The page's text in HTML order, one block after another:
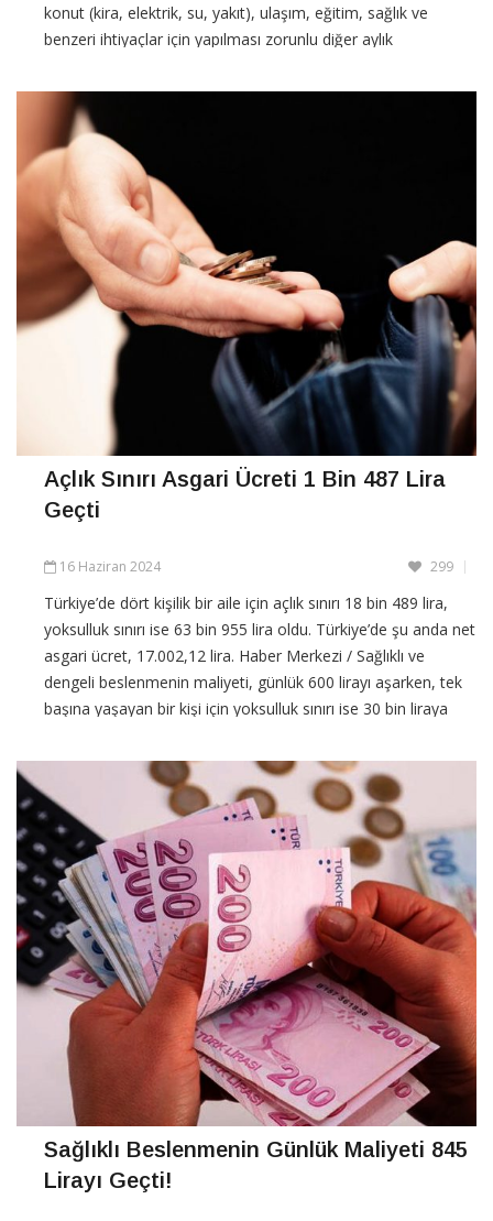
konut (kira, elektrik, su, yakıt), ulaşım, eğitim, sağlık ve
benzeri ihtiyaçlar için yapılması zorunlu diğer aylık
CONTINUE READING
Açlık Sınırı Asgari Ücreti 1 Bin 487 Lira
Geçti
16 Haziran 2024 299
Türkiye’de dört kişilik bir aile için açlık sınırı 18 bin 489 lira,
yoksulluk sınırı ise 63 bin 955 lira oldu. Türkiye’de şu anda net
asgari ücret, 17.002,12 lira. Haber Merkezi / Sağlıklı ve
dengeli beslenmenin maliyeti, günlük 600 lirayı aşarken, tek
başına yaşayan bir kişi için yoksulluk sınırı ise 30 bin liraya
CONTINUE READING
Sağlıklı Beslenmenin Günlük Maliyeti 845
Lirayı Geçti!